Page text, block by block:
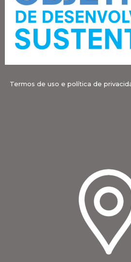
Termos de uso e política de